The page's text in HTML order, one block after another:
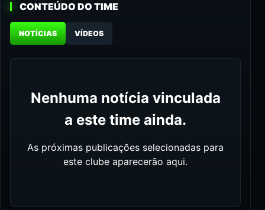
CONTEÚDO DO TIME
NOTÍCIAS VÍDEOS
Nenhuma notícia vinculada
a este time ainda.
As próximas publicações selecionadas para
este clube aparecerão aqui.